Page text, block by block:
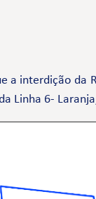
a interdição da
Linha 6-